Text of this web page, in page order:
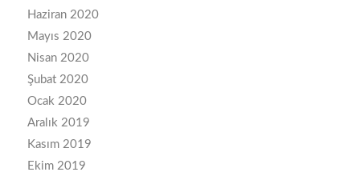
Haziran 2020
Mayıs 2020
Nisan 2020
Şubat 2020
Ocak 2020
Aralık 2019
Kasım 2019
Ekim 2019